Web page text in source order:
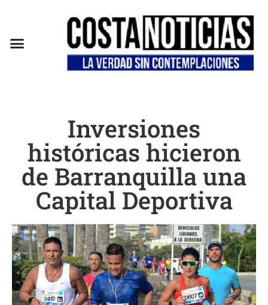
Inversiones
históricas hicieron
de Barranquilla una
Capital Deportiva